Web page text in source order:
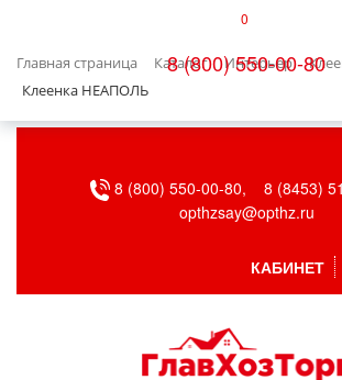
0
8 (800) 550-00-80
Главная страница Каталог Интерьер
Клеенка НЕАПОЛЬ
БЫТОВАЯ ТЕХНИКА
ВЕНТИЛЯЦИЯ
ДАЧА, САД И ОГОРОД
8 (800) 550-00-80,
8 (8453)
opthzsay@opthz.ru
КАБИНЕТ